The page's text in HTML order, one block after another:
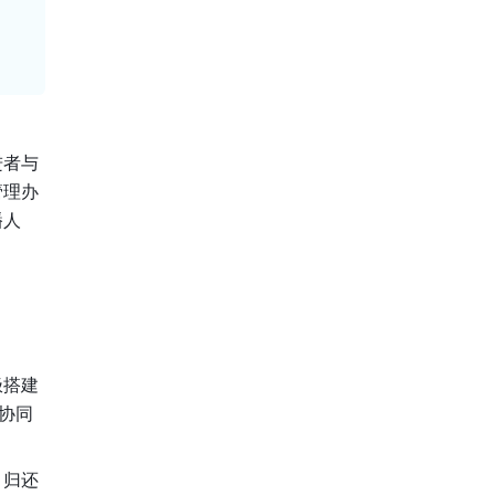
与
办
建
同
还